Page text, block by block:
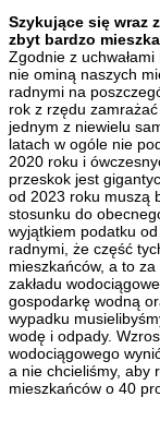
Szykujące się wraz
zbyt bardzo
Zgodnie z
nie ominą naszych
radnymi na
rok z rzędu
jednym z niewielu
latach w ogóle nie
2020 roku i
przeskok jest
od 2023 roku muszą
stosunku do
wyjątkiem podatku
radnymi, że część
mieszkańców, a to
zakładu
gospodarkę wodną
wypadku
wodę i odpady.
wodociągowego
a nie chcieliśmy, aby
mieszkańców o 40